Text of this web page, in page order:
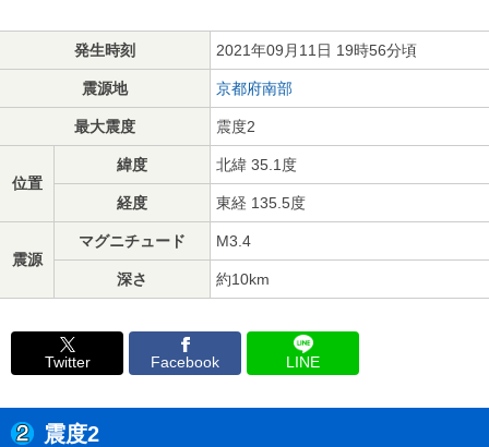
発生時刻 2021年09月11日 19時56分頃
震源地 京都府南部
最大震度 震度2
位置
緯度 北緯 35.1度
経度 東経 135.5度
震源
マグニチュード M3.4
深さ 約10km
Twitter Facebook LINE
震度2